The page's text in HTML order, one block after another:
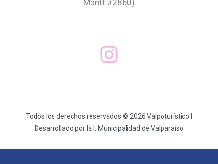
Montt #2860)
Todos los derechos reservados © 2026 Valpoturístico |
Desarrollado por la I. Municipalidad de Valparaíso